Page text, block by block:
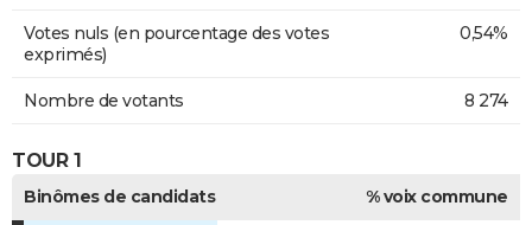
Votes nuls (en pourcentage des votes
exprimés)
0,54%
Nombre de votants 8 274
TOUR 1
Binômes de candidats
% voix commune